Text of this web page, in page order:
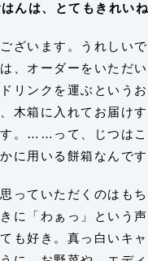
んは、とてもきれいね
ざいます。うれしいで
、オーダーをいただ
リンクを運ぶという
木箱に入れてお届け
。……って、じつはこ
に用いる餅箱なんです
っていただくのはも
に「わぁっ」という
も好き。真っ白いキ